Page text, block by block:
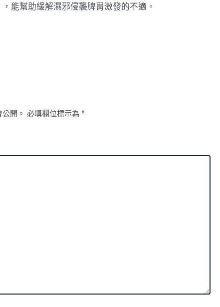
能幫助緩解濕邪侵襲脾胃激發的不適。
開。 必填欄位標示為 *